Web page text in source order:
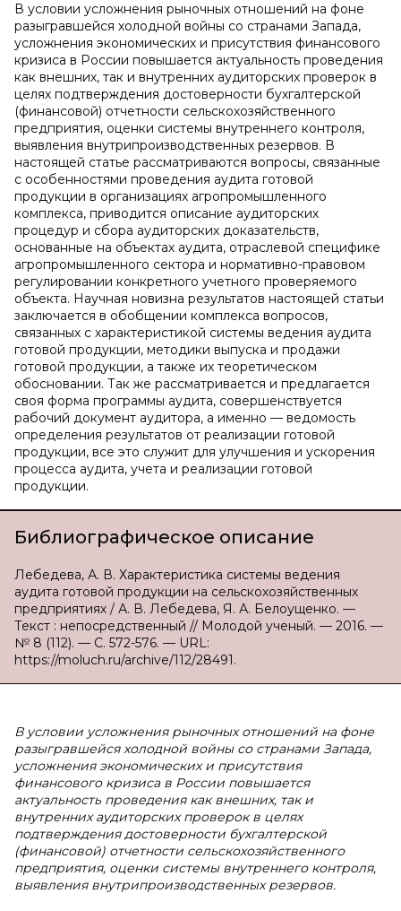
В условии усложнения рыночных отношений на фоне
разыгравшейся холодной войны со странами Запада,
усложнения экономических и присутствия финансового
кризиса в России повышается актуальность проведения
как внешних, так и внутренних аудиторских проверок в
целях подтверждения достоверности бухгалтерской
(финансовой) отчетности сельскохозяйственного
предприятия, оценки системы внутреннего контроля,
выявления внутрипроизводственных резервов. В
настоящей статье рассматриваются вопросы, связанные
с особенностями проведения аудита готовой
продукции в организациях агропромышленного
комплекса, приводится описание аудиторских
процедур и сбора аудиторских доказательств,
основанные на объектах аудита, отраслевой специфике
агропромышленного сектора и нормативно-правовом
регулировании конкретного учетного проверяемого
объекта. Научная новизна результатов настоящей статьи
заключается в обобщении комплекса вопросов,
связанных с характеристикой системы ведения аудита
готовой продукции, методики выпуска и продажи
готовой продукции, а также их теоретическом
обосновании. Так же рассматривается и предлагается
своя форма программы аудита, совершенствуется
рабочий документ аудитора, а именно — ведомость
определения результатов от реализации готовой
продукции, все это служит для улучшения и ускорения
процесса аудита, учета и реализации готовой
продукции.
Библиографическое описание
Лебедева, А. В. Характеристика системы ведения
аудита готовой продукции на сельскохозяйственных
предприятиях / А. В. Лебедева, Я. А. Белоущенко. —
Текст : непосредственный // Молодой ученый. — 2016. —
№ 8 (112). — С. 572-576. — URL:
https://moluch.ru/archive/112/28491.
В условии усложнения рыночных отношений на фоне
разыгравшейся холодной войны со странами Запада,
усложнения экономических и присутствия
финансового кризиса в России повышается
актуальность проведения как внешних, так и
внутренних аудиторских проверок в целях
подтверждения достоверности бухгалтерской
(финансовой) отчетности сельскохозяйственного
предприятия, оценки системы внутреннего контроля,
выявления внутрипроизводственных резервов.